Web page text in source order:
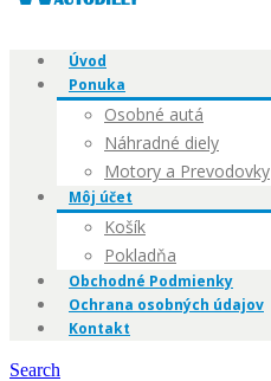
Úvod
Ponuka
Osobné autá
Náhradné diely
Motory a Prevodovky
Môj účet
Košík
Pokladňa
Obchodné Podmienky
Ochrana osobných údajov
Kontakt
Search